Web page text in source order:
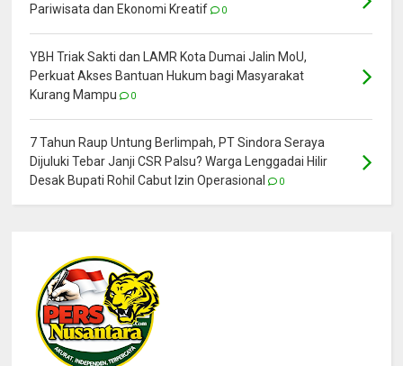
Pariwisata dan Ekonomi Kreatif
0
YBH Triak Sakti dan LAMR Kota Dumai Jalin MoU,
Perkuat Akses Bantuan Hukum bagi Masyarakat
Kurang Mampu
0
7 Tahun Raup Untung Berlimpah, PT Sindora Seraya
Dijuluki Tebar Janji CSR Palsu? Warga Lenggadai Hilir
Desak Bupati Rohil Cabut Izin Operasional
0